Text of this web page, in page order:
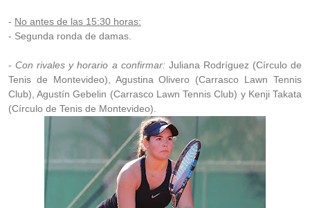
- No antes de las 15:30 horas:
- Segunda ronda de damas.
-Con rivales y horario a confirmar:Juliana Rodríguez (Círculo de
Tenis de Montevideo), Agustina Olivero (Carrasco Lawn Tennis
Club), Agustín Gebelin (Carrasco Lawn Tennis Club) y Kenji Takata
(Círculo de Tenis de Montevideo).